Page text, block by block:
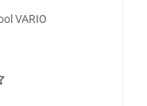
VARIO